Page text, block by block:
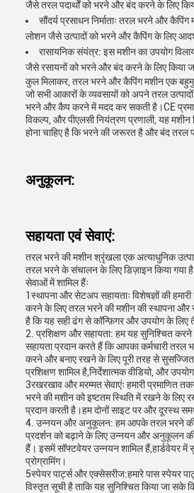
जैसे तरल पदार्थों को भरने और बंद करने के लिए
सौंदर्य प्रसाधन निर्माताः तरल भरने और
लोशन जैसे उत्पादों को भरने और कैपिंग के लिए
रासायनिक संयंत्र: इस मशीन का उपयोग
जैसे रसायनों को भरने और बंद करने के लिए किया
कुल मिलाकर, तरल भरने और कैपिंग मशीन एक
जो सभी आकारों के व्यवसायों को अपने तरल
भरने और कैप करने में मदद कर सकती है।CE
विकल्प, और पीएलसी नियंत्रण प्रणाली, यह मशीन
होना चाहिए है कि भरने की जरूरत है और बंद तरल
अनुकूलन:
सहायता एवं सेवाएं:
तरल भरने की मशीन श्रृंखला एक अत्याधुनिक
तरल भरने के संचालन के लिए डिज़ाइन किया गया
सेवाओं में शामिल हैंः
1स्थापना और सेटअप सहायताः विशेषज्ञों की
करने के लिए तरल भरने की मशीन की स्थापना
है कि यह सही ढंग से कॉन्फ़िगर और उपयोग के लिए
2. प्रशिक्षण और सहायता: हम यह सुनिश्चित
सहायता प्रदान करते हैं कि आपका कर्मचारी तरल
करने और बनाए रखने के लिए पूरी तरह से सुसज्जित
प्रशिक्षण शामिल है,निर्देशात्मक वीडियो, और
3रखरखाव और मरम्मत सेवाएंः हमारी प्रमाणित
भरने की मशीन को इष्टतम स्थिति में रखने के लिए
प्रदान करती है।हम दोनों साइट पर और दूरस्थ
4. उन्नयन और अनुकूलन: हम आपके तरल भरने की
प्रदर्शन को बढ़ाने के लिए उन्नयन और अनुकूलन
हैं। इसमें सॉफ्टवेयर उन्नयन शामिल हैं,हार्डवेयर
प्रोग्रामिंग।
5स्पेयर पार्ट्स और एक्सेसरीज:हमारे पास स्पेयर
विस्तृत सूची है ताकि यह सुनिश्चित किया जा